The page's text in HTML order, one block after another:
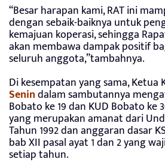
“Besar harapan kami, RAT ini
dengan sebaik-baiknya untuk
kemajuan koperasi, sehingga
akan membawa dampak positif
seluruh anggota,”tambahnya.
Di kesempatan yang sama, Ketua
Senindalam sambutannya
Bobato ke 19 dan KUD Bobato ke
yang merupakan amanat dari
Tahun 1992 dan anggaran dasar
bab XII pasal ayat 1 dan 2 yang
setiap tahun.